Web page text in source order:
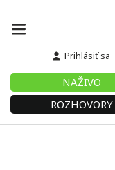
Prihlásiť sa
NAŽIVO
ROZHOVORY